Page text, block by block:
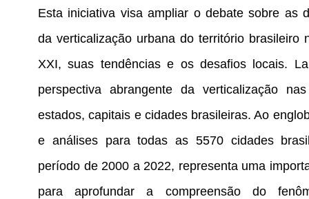
Esta iniciativa visa ampliar o debate sobre as
da verticalização urbana do território brasileiro
XXI, suas tendências e os desafios locais.
perspectiva abrangente da verticalização
estados, capitais e cidades brasileiras. Ao
e análises para todas as 5570 cidades
período de 2000 a 2022, representa uma
para aprofundar a compreensão do